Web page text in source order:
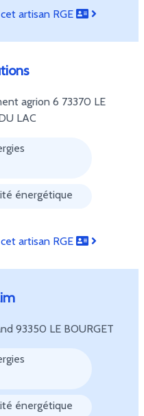
artisan RGE
agrion 6 73370 LE
LAC
énergétique
artisan RGE
93350 LE BOURGET
énergétique